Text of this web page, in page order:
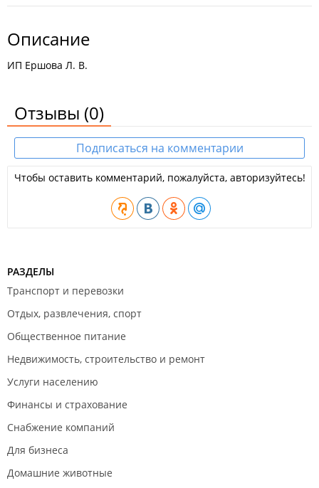
Описание
ИП Ершова Л. В.
Отзывы (0)
Подписаться на комментарии
Чтобы оставить комментарий, пожалуйста, авторизуйтесь!
РАЗДЕЛЫ
Транспорт и перевозки
Отдых, развлечения, спорт
Общественное питание
Недвижимость, строительство и ремонт
Услуги населению
Финансы и страхование
Снабжение компаний
Для бизнеса
Домашние животные